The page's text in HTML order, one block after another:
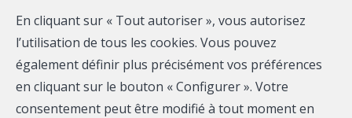
Plus que quelques instants avant de vous communiquer
votre estimation. Merci de compléter le formulaire :
En cliquant sur « Tout autoriser », vous autorisez
l’utilisation de tous les cookies. Vous pouvez
également définir plus précisément vos préférences
en cliquant sur le bouton « Configurer ». Votre
consentement peut être modifié à tout moment en